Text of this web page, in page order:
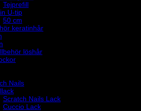
Tejprefill
U-tip
50 cm
keratinhår
löshår
Nails
Scratch Nails Lack
Cuccio Lack